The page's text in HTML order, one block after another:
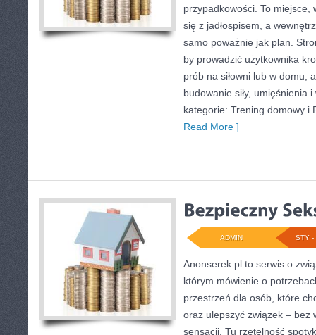
przypadkowości. To miejsce,
się z jadłospisem, a
samo poważnie jak plan.
by prowadzić użytkownika
prób na siłowni lub w domu,
budowanie siły, umięśnienia
kategorie: Trening domowy i
Read More ]
STY -
ADMIN
Anonserek.pl to serwis o
którym mówienie o
przestrzeń dla osób, które
oraz ulepszyć związek – bez
sensacji. Tu rzetelność